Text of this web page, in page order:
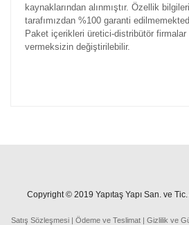
kaynaklarından alınmıştır. Özellik
tarafımızdan %100 garanti
Paket içerikleri üretici-distribütör firmalar
vermeksizin değiştirilebilir.
Copyright © 2019 Yapıtaş Yapı San. ve Tic.
Satış Sözleşmesi | Ödeme ve Teslimat | Gizlilik ve